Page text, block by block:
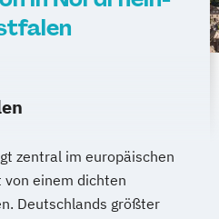
zentral im europäischen
einem dichten
Deutschlands größter